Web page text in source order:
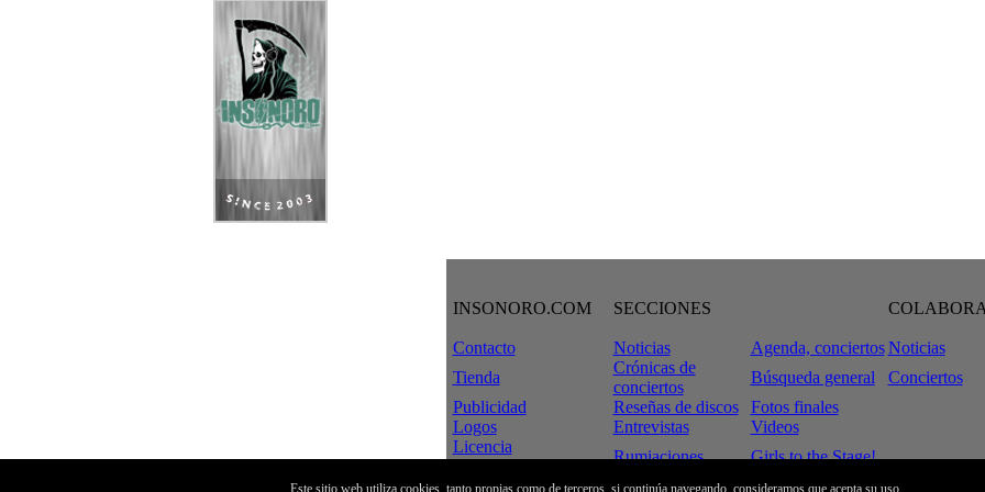
Este sitio web utiliza cookies, tanto propias como de terceros, si continúa navegando, consideramos que acepta su uso.
INSONORO.COM SECCIONES COLABORA
Contacto Noticias Agenda, conciertos Noticias
Tienda
Crónicas de
conciertos
Búsqueda general
Conciertos
Publicidad
Reseñas de discos
Fotos finales
Logos
Entrevistas
Videos
Licencia
Rumiaciones
Girls to the Stage!
Aviso Legal
Tinta & Decibelios